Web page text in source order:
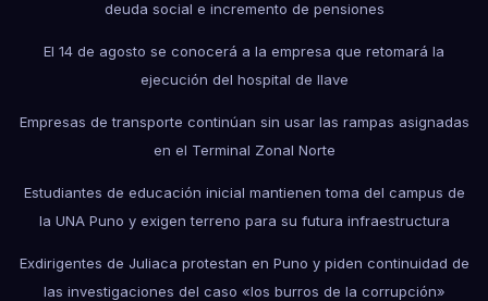
deuda social e incremento de pensiones
El 14 de agosto se conocerá a la empresa que retomará la
ejecución del hospital de Ilave
Empresas de transporte continúan sin usar las rampas asignadas
en el Terminal Zonal Norte
Estudiantes de educación inicial mantienen toma del campus de
la UNA Puno y exigen terreno para su futura infraestructura
Exdirigentes de Juliaca protestan en Puno y piden continuidad de
las investigaciones del caso «los burros de la corrupción»